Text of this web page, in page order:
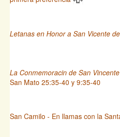
Letanas en Honor a San Vicente
La Conmemoracin de San
San Mato 25:35-40 y 9:35-40
San Camilo - En llamas con la